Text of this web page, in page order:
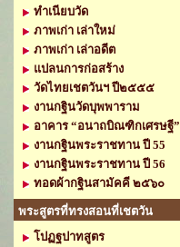
ทำเนียบวัด
ภาพเก่า เล่าใหม่
ภาพเก่า เล่าอดีต
แปลนการก่อสร้าง
วัดไทยเชตวันฯ ปี๒๕๕๕
งานกฐินวัดบุพพาราม
อาคาร “อนาถบิณฑิกเศรษฐี”
งานกฐินพระราชทาน ปี 55
งานกฐินพระราชทาน ปี 56
ทอดผ้ากฐินสามัคคี ๒๕๖๐
พระสูตรที่ทรงสอนที่เชตวัน
โปฏฐปาทสูตร